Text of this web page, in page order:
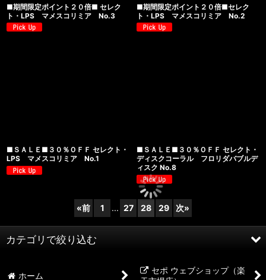
■期間限定ポイント２０倍■ セレク
ト・LPS マメスコリミア No.3
■期間限定ポイント２０倍■セレク
ト・LPS マメスコリミア No.2
■ＳＡＬＥ■３０％ＯＦＦ セレクト・
LPS マメスコリミア No.1
■ＳＡＬＥ■３０％ＯＦＦ セレクト・
ディスクコーラル フロリダバブルデ
ィスク No.8
«前 1 ... 27 28 29 次»
カテゴリで絞り込む
海水魚ホーム
セポ ウェブショップ（楽